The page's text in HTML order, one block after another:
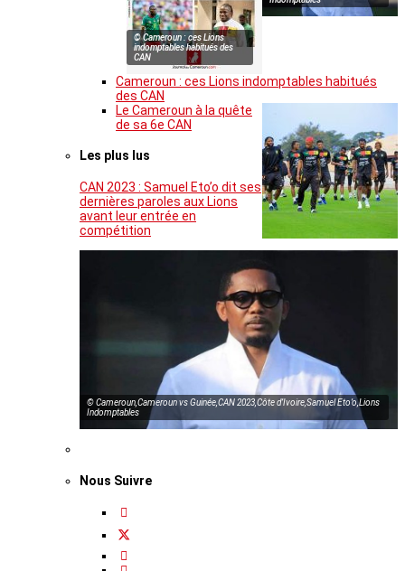
© Cameroun : ces Lions
indomptables habitués des
CAN
Cameroun : ces Lions indomptables habitués
des CAN
Le Cameroun à la quête
de sa 6e CAN
Les plus lus
CAN 2023 : Samuel Eto’o dit ses
dernières paroles aux Lions
avant leur entrée en
compétition
© Cameroun,Cameroun vs Guinée,CAN 2023,Côte d’Ivoire,Samuel Eto’o,Lions
Indomptables
Nous Suivre